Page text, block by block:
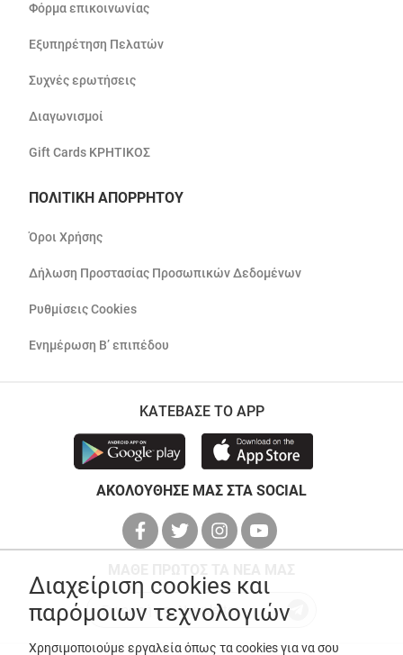
Φόρμα επικοινωνίας
Εξυπηρέτηση Πελατών
Συχνές ερωτήσεις
Διαγωνισμοί
Gift Cards ΚΡΗΤΙΚΟΣ
ΠΟΛΙΤΙΚΗ ΑΠΟΡΡΗΤΟΥ
Όροι Χρήσης
Δήλωση Προστασίας Προσωπικών Δεδομένων
Ρυθμίσεις Cookies
Ενημέρωση Β’ επιπέδου
ΚΑΤΕΒΑΣΕ ΤΟ APP
ΑΚΟΛΟΥΘΗΣΕ ΜΑΣ ΣΤΑ SOCIAL
Διαχείριση cookies και
παρόμοιων τεχνολογιών
Χρησιμοποιούμε εργαλεία όπως τα cookies για να σου